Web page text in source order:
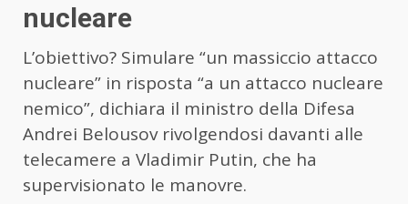
nucleare
L’obiettivo? Simulare “un massiccio attacco
nucleare” in risposta “a un attacco nucleare
nemico”, dichiara il ministro della Difesa
Andrei Belousov rivolgendosi davanti alle
telecamere a Vladimir Putin, che ha
supervisionato le manovre.